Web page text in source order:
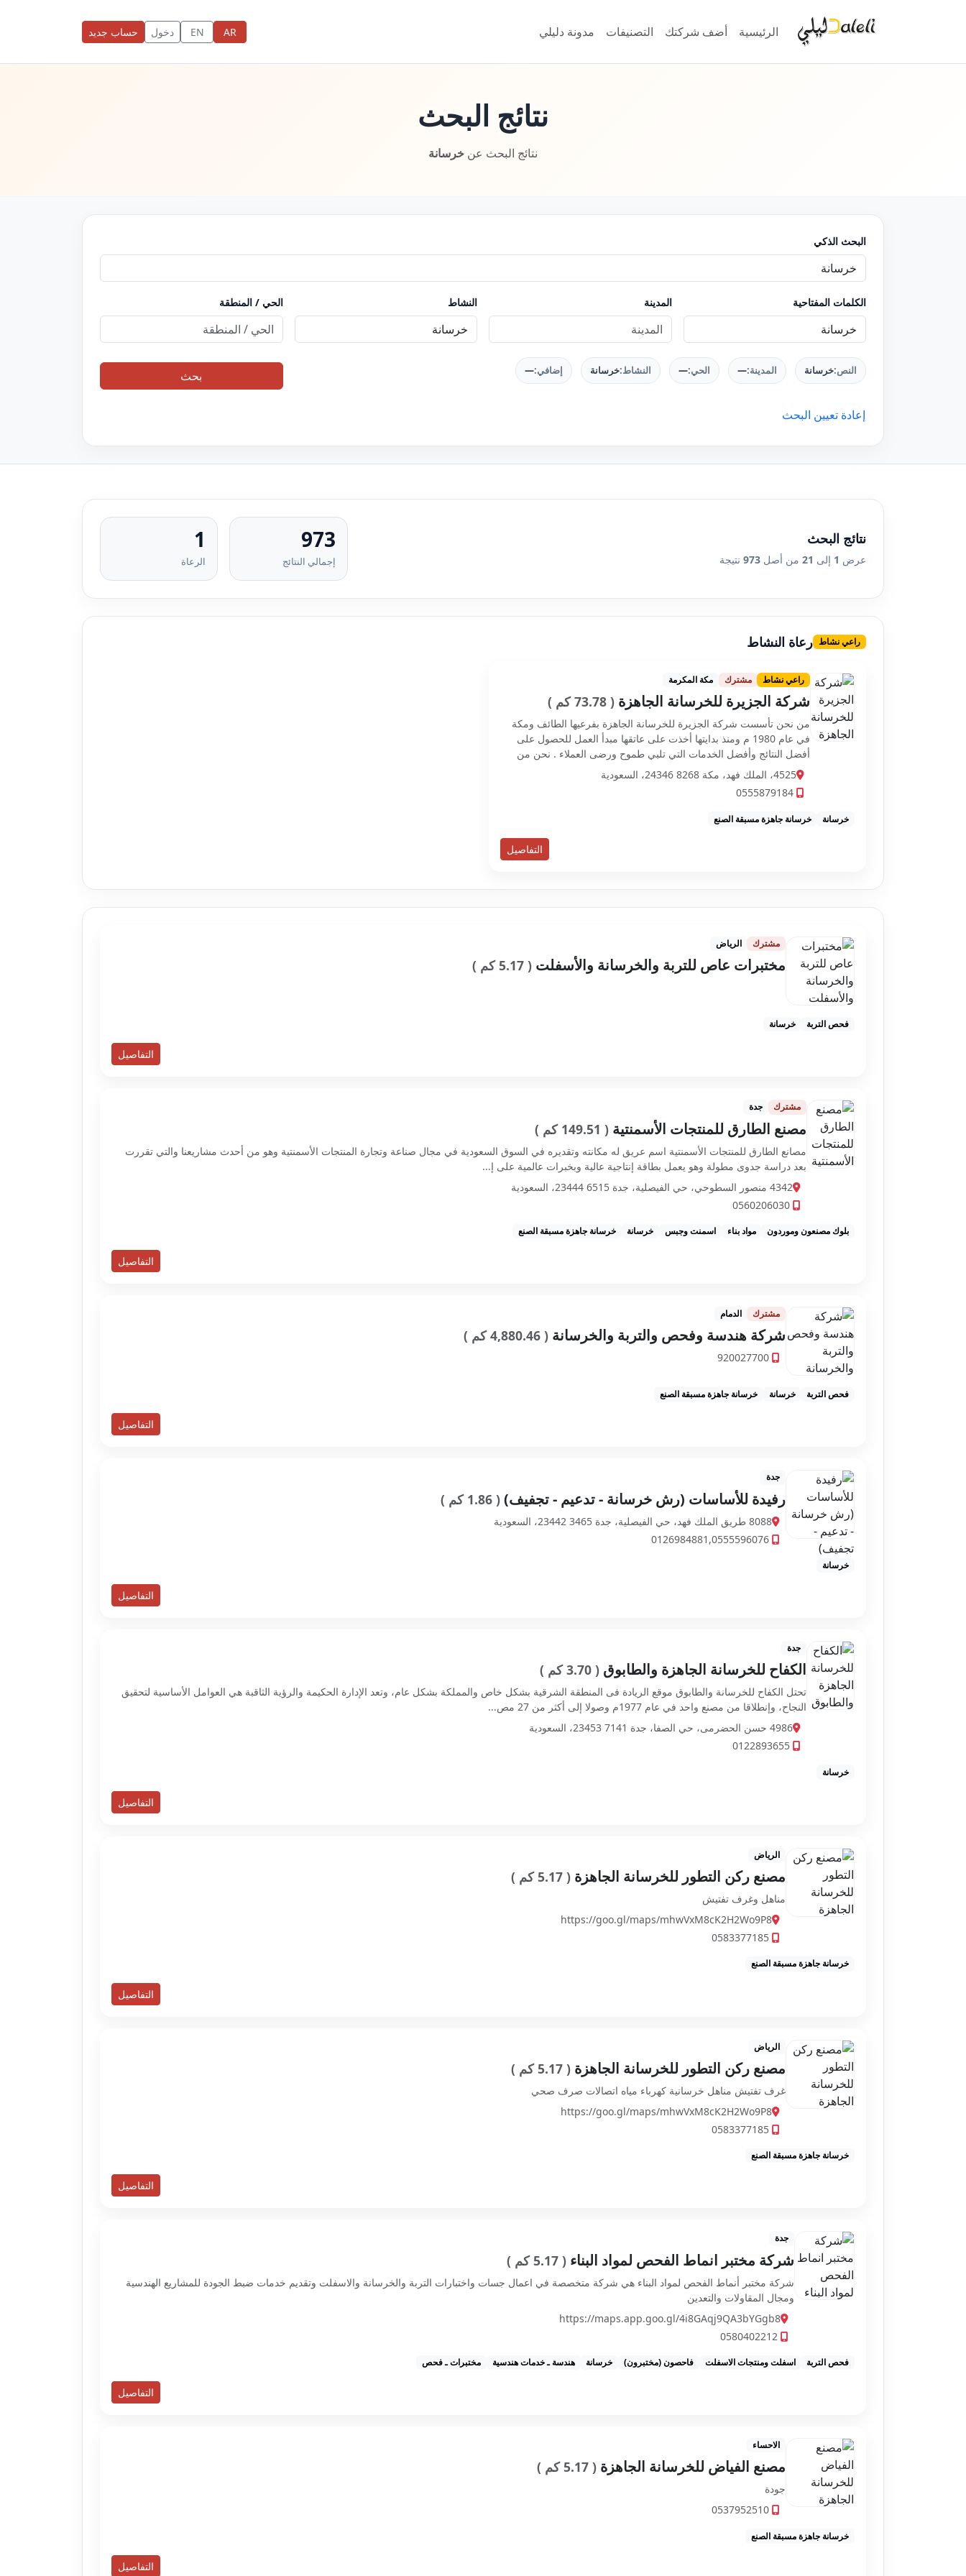
الرئيسية أضف شركتك التصنيفات مدونة دليلي AR
EN دخول حساب جديد
نتائج البحث
نتائج البحث عن خرسانة
البحث الذكي
الكلمات المفتاحية المدينة النشاط الحي / المنطقة
النص:خرسانة المدينة:— الحي:— النشاط:خرسانة إضافي:— بحث
إعادة تعيين البحث
نتائج البحث
عرض 1 إلى 21 من أصل 973 نتيجة
973
إجمالي النتائج
1
الرعاة
راعي نشاط رعاة النشاط
راعي نشاط مشترك مكة المكرمة
شركة الجزيرة للخرسانة الجاهزة ( 73.78 كم )
من نحن تأسست شركة الجزيرة للخرسانة الجاهزة بفرعيها الطائف ومكة
في عام 1980 م ومنذ بدايتها أخذت على عاتقها مبدأ العمل للحصول على
أفضل النتائج وأفضل الخدمات التي تلبي طموح ورضى العملاء . نحن من
افضل 3 شركاة الخرسانة الج...
4525، الملك فهد، مكة 24346 8268، السعودية
0555879184
خرسانة خرسانة جاهزة مسبقة الصنع
التفاصيل
مشترك الرياض
مختبرات عاص للتربة والخرسانة والأسفلت ( 5.17 كم )
فحص التربة خرسانة
التفاصيل
مشترك جدة
مصنع الطارق للمنتجات الأسمنتية ( 149.51 كم )
مصانع الطارق للمنتجات الأسمنتية اسم عريق له مكانته وتقديره في السوق السعودية في مجال صناعة وتجارة المنتجات الأسمنتية وهو من أحدث مشاريعنا والتي تقررت
بعد دراسة جدوى مطولة وهو يعمل بطاقة إنتاجية عالية وبخبرات عالمية على إ...
4342 منصور السطوحي، حي الفيصلية، جدة 23444 6515، السعودية
0560206030
بلوك مصنعون وموردون مواد بناء اسمنت وجبس خرسانة خرسانة جاهزة مسبقة الصنع
التفاصيل
مشترك الدمام
شركة هندسة وفحص والتربة والخرسانة ( 4,880.46 كم )
920027700
فحص التربة خرسانة خرسانة جاهزة مسبقة الصنع
التفاصيل
جدة
رفيدة للأساسات (رش خرسانة - تدعيم - تجفيف) ( 1.86 كم )
8088 طريق الملك فهد، حي الفيصلية، جدة 23442 3465، السعودية
0126984881,0555596076
خرسانة
التفاصيل
جدة
الكفاح للخرسانة الجاهزة والطابوق ( 3.70 كم )
تحتل الكفاح للخرسانة والطابوق موقع الريادة فى المنطقة الشرقية بشكل خاص والمملكة بشكل عام، وتعد الإدارة الحكيمة والرؤية الثاقبة هي العوامل الأساسية لتحقيق
النجاح، وإنطلاقا من مصنع واحد في عام 1977م وصولا إلى أكثر من 27 مص...
4986 حسن الحضرمى، حي الصفا، جدة 23453 7141، السعودية
0122893655
خرسانة
التفاصيل
الرياض
مصنع ركن التطور للخرسانة الجاهزة ( 5.17 كم )
مناهل وغرف تفتيش
https://goo.gl/maps/mhwVxM8cK2H2Wo9P8
0583377185
خرسانة جاهزة مسبقة الصنع
التفاصيل
الرياض
مصنع ركن التطور للخرسانة الجاهزة ( 5.17 كم )
غرف تفتيش مناهل خرسانية كهرباء مياه اتصالات صرف صحي
https://goo.gl/maps/mhwVxM8cK2H2Wo9P8
0583377185
خرسانة جاهزة مسبقة الصنع
التفاصيل
جدة
شركة مختبر انماط الفحص لمواد البناء( 5.17 كم )
شركة مختبر أنماط الفحص لمواد البناء هي شركة متخصصة في اعمال جسات واختبارات التربة والخرسانة والاسفلت وتقديم خدمات ضبط الجودة للمشاريع الهندسية
ومجال المقاولات والتعدين
https://maps.app.goo.gl/4i8GAqj9QA3bYGgb8
0580402212
فحص التربة اسفلت ومنتجات الاسفلت فاحصون (مختبرون) خرسانة هندسة ـ خدمات هندسية مختبرات ـ فحص
التفاصيل
الاحساء
مصنع الفياض للخرسانة الجاهزة ( 5.17 كم )
جودة
0537952510
خرسانة جاهزة مسبقة الصنع
التفاصيل